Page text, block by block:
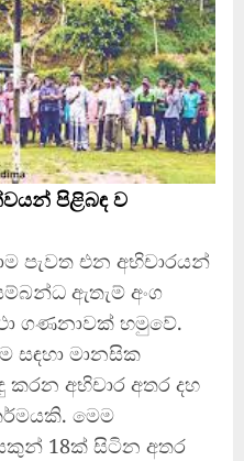
පිළිබඳ ව
පැවත එන අභිචාරයන්
ඇතැම් අංග
ගණනාවක් හමුවේ.
සඳහා මානසික
අභිචාර අතර දහ
මෙම
18ක් සිටින අතර